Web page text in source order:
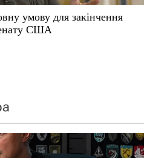
умову для закінчення
США